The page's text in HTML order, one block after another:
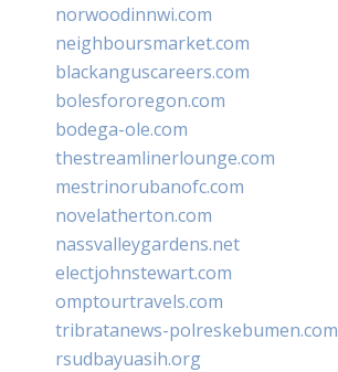
norwoodinnwi.com
neighboursmarket.com
blackanguscareers.com
bolesfororegon.com
bodega-ole.com
thestreamlinerlounge.com
mestrinorubanofc.com
novelatherton.com
nassvalleygardens.net
electjohnstewart.com
omptourtravels.com
tribratanews-polreskebumen.com
rsudbayuasih.org